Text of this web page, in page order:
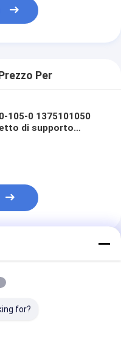
Per
105-0 1375101050
di supporto
for?